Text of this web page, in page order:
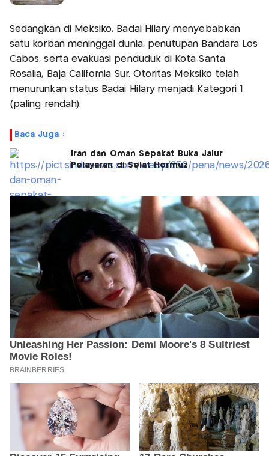
Sedangkan di Meksiko, Badai Hilary menyebabkan
satu korban meninggal dunia, penutupan Bandara Los
Cabos, serta evakuasi penduduk di Kota Santa
Rosalia, Baja California Sur. Otoritas Meksiko telah
menurunkan status Badai Hilary menjadi Kategori 1
(paling rendah).
Baca Juga :
Iran dan Oman Sepakat Buka Jalur
Pelayaran di Selat Hormuz